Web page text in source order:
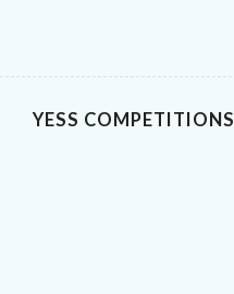
YESS COMPETITIONS